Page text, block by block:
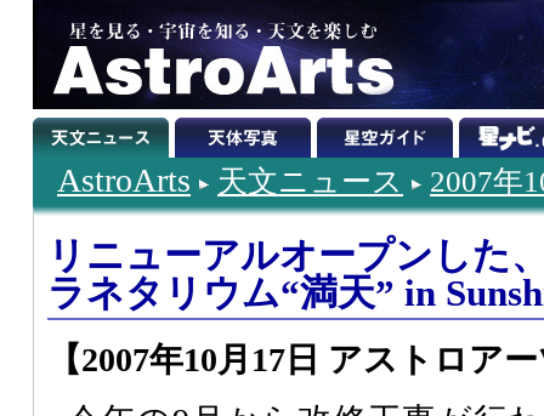
AstroArts 天文ニュース 2007年
リニューアルオープンした
ラネタリウム“満天” in
【2007年10月17日 アストロア